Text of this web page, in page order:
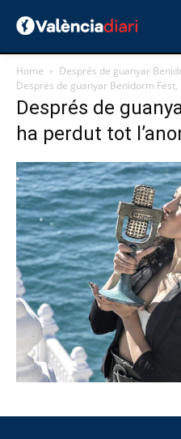
Home
Després de guanyar
Després de guanyar Benidorm
Després de
ha perdut tot